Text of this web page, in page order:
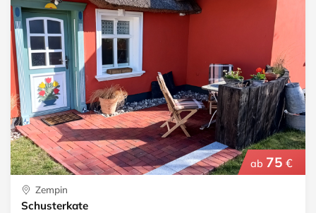
ab 75 €
Zempin
Schusterkate